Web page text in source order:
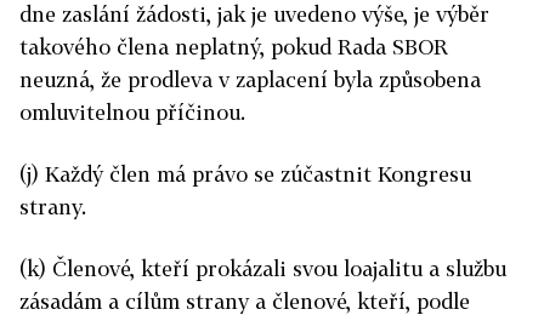
dne zaslání žádosti, jak je uvedeno výše, je výběr
takového člena neplatný, pokud Rada SBOR
neuzná, že prodleva v zaplacení byla způsobena
omluvitelnou příčinou.
(j) Každý člen má právo se zúčastnit Kongresu
strany.
(k) Členové, kteří prokázali svou loajalitu a službu
zásadám a cílům strany a členové, kteří, podle